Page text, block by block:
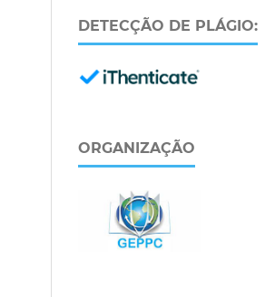
DETECÇÃO DE PLÁGIO:
ORGANIZAÇÃO